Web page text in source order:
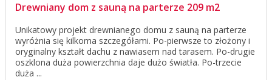
Drewniany dom z sauną na parterze 209 m2
Unikatowy projekt drewnianego domu z sauną na parterze
wyróżnia się kilkoma szczegółami. Po-pierwsze to złożony i
oryginalny kształt dachu z nawiasem nad tarasem. Po-drugie
oszklona duża powierzchnia daje dużo światła. Po-trzecie
duża ...